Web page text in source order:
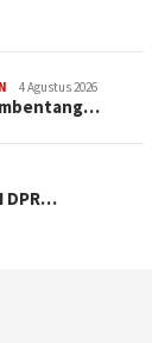
4 Agustus 2026
DPR…